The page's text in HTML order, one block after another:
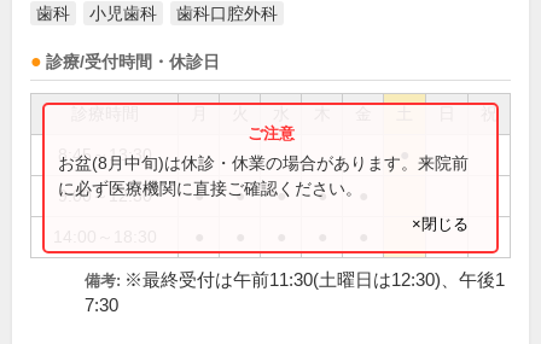
歯科 小児歯科 歯科口腔外科
診療/受付時間・休診日
祝
8:45～13:30
9:00～12:30 ● ● ● ●
お盆(8月中旬)は休診・休業の場合があります。来院前
に必ず医療機関に直接ご確認ください。
×閉じる
備考: ※最終受付は午前11:30(土曜日は12:30)、午後1
7:30